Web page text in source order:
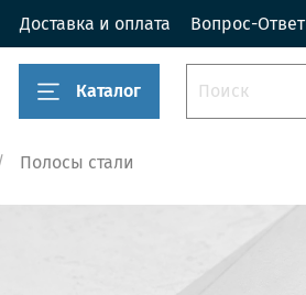
Доставка и оплата Вопрос-Ответ
Каталог
Полосы стали